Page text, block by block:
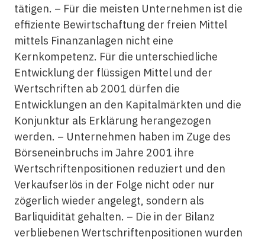
tätigen. – Für die meisten Unternehmen ist die
effiziente Bewirtschaftung der freien Mittel
mittels Finanzanlagen nicht eine
Kernkompetenz. Für die unterschiedliche
Entwicklung der flüssigen Mittel und der
Wertschriften ab 2001 dürfen die
Entwicklungen an den Kapitalmärkten und die
Konjunktur als Erklärung herangezogen
werden. – Unternehmen haben im Zuge des
Börseneinbruchs im Jahre 2001 ihre
Wertschriftenpositionen reduziert und den
Verkaufserlös in der Folge nicht oder nur
zögerlich wieder angelegt, sondern als
Barliquidität gehalten. – Die in der Bilanz
verbliebenen Wertschriftenpositionen wurden